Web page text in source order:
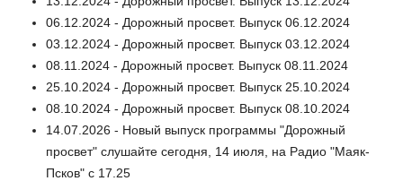
06.12.2024 - Дорожный просвет. Выпуск 06.12.2024
03.12.2024 - Дорожный просвет. Выпуск 03.12.2024
08.11.2024 - Дорожный просвет. Выпуск 08.11.2024
25.10.2024 - Дорожный просвет. Выпуск 25.10.2024
08.10.2024 - Дорожный просвет. Выпуск 08.10.2024
14.07.2026 - Новый выпуск программы "Дорожный
просвет" слушайте сегодня, 14 июля, на Радио "Маяк-
Псков" с 17.25